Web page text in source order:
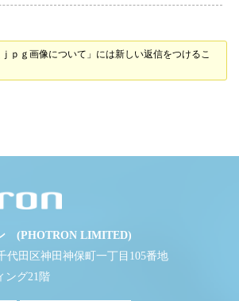
ｐｇ画像について」には新しい返信をつけるこ
(PHOTRON LIMITED)
代田区神田神保町一丁目105番地
ング21階